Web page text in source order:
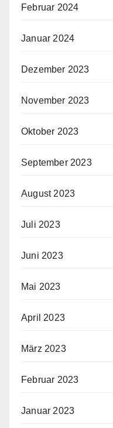
Februar 2024
Januar 2024
Dezember 2023
November 2023
Oktober 2023
September 2023
August 2023
Juli 2023
Juni 2023
Mai 2023
April 2023
März 2023
Februar 2023
Januar 2023